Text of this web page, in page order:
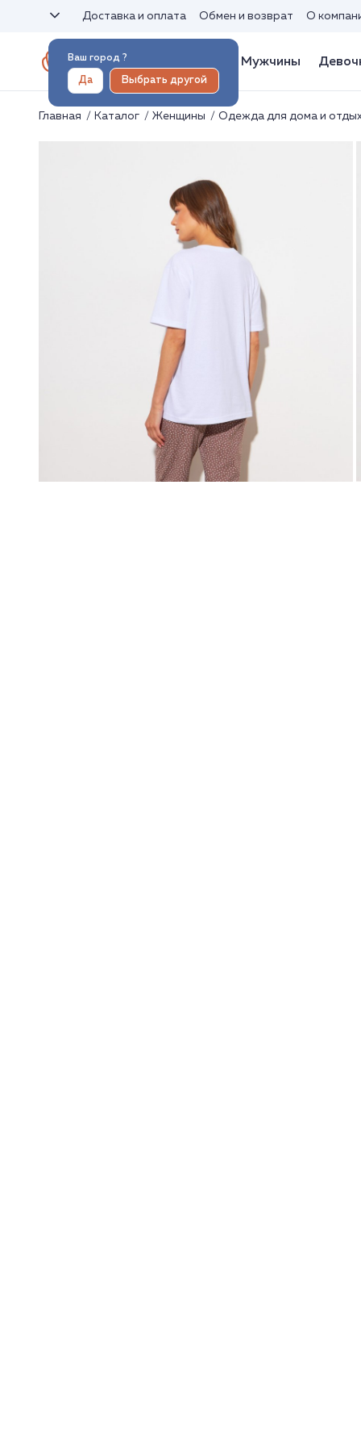
Ваш город ?
Да Выбрать другой
Доставка и оплата Обмен и возврат О
Мужчины
Главная Каталог Женщины Одежда для дома и